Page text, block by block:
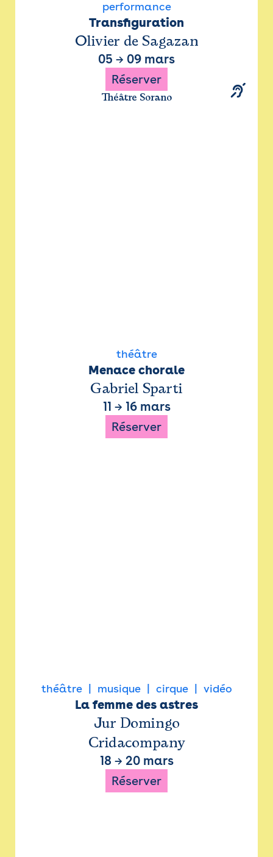
performance
Transfiguration
Olivier de Sagazan
05 → 09 mars
Réserver
Théâtre Sorano
théâtre
Menace chorale
Gabriel Sparti
11 → 16 mars
Réserver
théâtre musique cirque vidéo
La femme des astres
Jur Domingo
Cridacompany
18 → 20 mars
Réserver